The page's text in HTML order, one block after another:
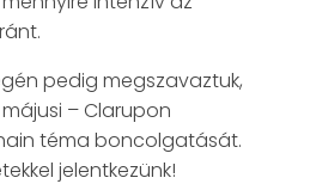
pedig megszavaztuk,
– Clarupon
téma boncolgatását.
jelentkezünk!